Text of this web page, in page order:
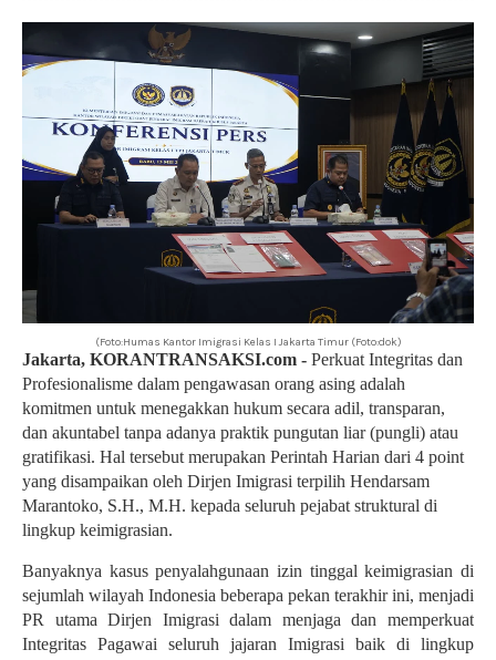
(Foto:Humas Kantor Imigrasi Kelas I Jakarta Timur (Foto:dok)
Jakarta, KORANTRANSAKSI.com - Perkuat Integritas dan
Profesionalisme dalam pengawasan orang asing adalah
komitmen untuk menegakkan hukum secara adil, transparan,
dan akuntabel tanpa adanya praktik pungutan liar (pungli) atau
gratifikasi. Hal tersebut merupakan Perintah Harian dari 4 point
yang disampaikan oleh Dirjen Imigrasi terpilih Hendarsam
Marantoko, S.H., M.H. kepada seluruh pejabat struktural di
lingkup keimigrasian.
Banyaknya kasus penyalahgunaan izin tinggal keimigrasian di
sejumlah wilayah Indonesia beberapa pekan terakhir ini, menjadi
PR utama Dirjen Imigrasi dalam menjaga dan memperkuat
Integritas Pagawai seluruh jajaran Imigrasi baik di lingkup